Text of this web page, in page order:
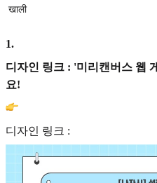
खाली
1.
디자인 링크 : '미리캔버스 웹
요!
디자인 링크 :